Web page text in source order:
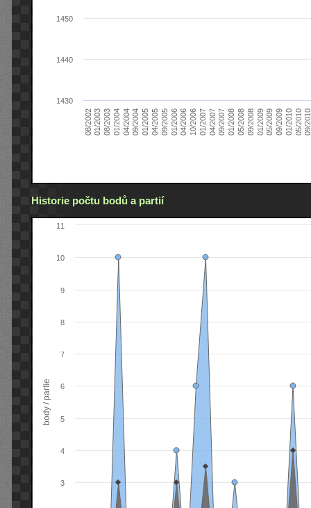
08/200201/200308/200301/200404/200409/200401/200504/200509/200501/200604/200610/200601/200704/200709/200701/200805/200809/200801/200905/200909/200901/201005/201009/
1430
1440
1450
Historie počtu bodů a partií
body / partie
3
4
5
6
7
8
9
10
11